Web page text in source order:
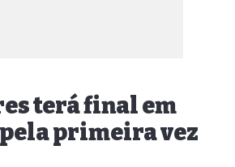
terá final em
primeira vez